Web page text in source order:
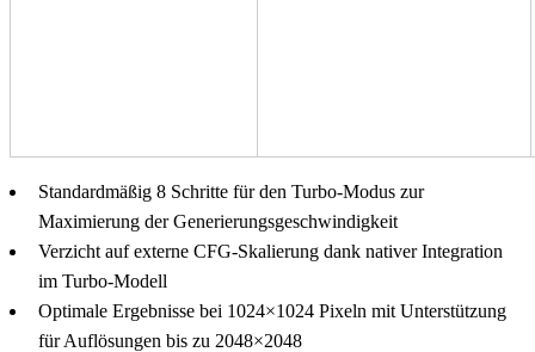
Standardmäßig 8 Schritte für den Turbo-Modus zur
Maximierung der Generierungsgeschwindigkeit
Verzicht auf externe CFG-Skalierung dank nativer Integration
im Turbo-Modell
Optimale Ergebnisse bei 1024×1024 Pixeln mit Unterstützung
für Auflösungen bis zu 2048×2048